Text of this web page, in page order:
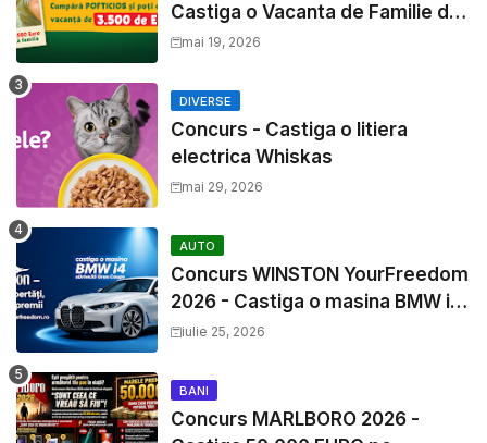
Castiga o Vacanta de Familie de
3500 Euro
mai 19, 2026
DIVERSE
Concurs - Castiga o litiera
electrica Whiskas
mai 29, 2026
AUTO
Concurs WINSTON YourFreedom
2026 - Castiga o masina BMW i4
si mii de premii cash
iulie 25, 2026
BANI
Concurs MARLBORO 2026 -